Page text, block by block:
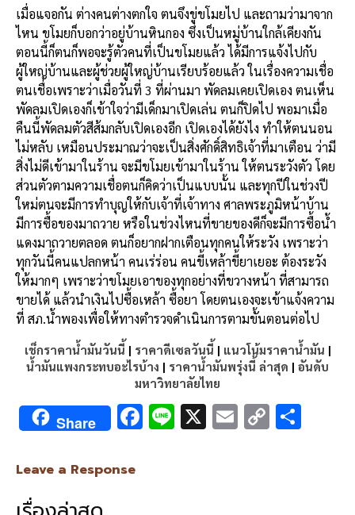
เมื่อแจอกัน ต่างคนต่างตกใจ ตนจึงขู่ขโมยไป และถามว่ามาจาก
ไหน ขโมยก็บอกว่าอยู่บ้านหินกอง ซึ่งเป็นหมู่บ้านใกล้เคียงกัน
ตอนนี้ก็ตนก็พอจะรู้ตัวคนที่เป็นขโมยแล้ว ได้มีการแจ้งไปกับ
ผู้ใหญ่บ้านและผู้ช่วยผู้ใหญ่บ้านเรียบร้อยแล้ว ในเรื่องความเชื่อ
ตนเชื่อเพราะว่าเมื่อวันที่ 3 ที่ผ่านมา พัดลมเคยเปิดเอง ตนเห็น
พัดลมเปิดเองก็เข้าใจว่ามีเด็กมาเปิดเล่น ตนก็ปิดไป พอมาเมื่อ
คืนนี้พัดลมตัวสีส้มกลับเปิดเองอีก เปิดเองได้ยังไง ทำให้ตนนอน
ไม่หลับ เหมือนประมาณว่าจะเป็นสิ่งศักดิ์สิทธิเจ้าที่มาเตือน ว่ามี
สิ่งไม่ดีเข้ามาในร้าน จะมีขโมยเข้ามาในร้าน ให้ตนระวังตัว โดย
ส่วนตัวตามความเชื่อตนก็คิดว่าเป็นแบบนั้น และทุกปีในช่วงปี
ใหม่ตนจะมีการทำบุญให้กับเจ้าที่เจ้าทาง ศาลพระภูมิหน้าบ้าน
มีการซื้อของมาถวาย หรือในช่วงไหนที่ขายของดีก็จะมีการซื้อน้ำ
แดงมาถวายตลอด ตนก็อยากฝากเตือนทุกคนให้ระวัง เพราะว่า
ทุกวันนี้คนแปลกหน้า คนเร่ร่อน คนขี้เหล้าขี้ยาเยอะ ต้องระวัง
ให้มากๆ เพราะว่าขโมยเอาของทุกอย่างที่ขวางหน้า ที่สามารถ
ขายได้ แล้วนำเงินไปซื้อเหล้า ซื้อยา โดยตนเองจะเข้าแจ้งความ
ที่ สภ.น้ำพองเพื่อให้ทางตำรวจดำเนินการตามขั้นตอนต่อไป
เช็กราคาน้ำมันวันนี้ | ราคาดีเซลวันนี้ | แนวโน้มราคาน้ำมัน |
น้ำมันแพงกระทบอะไรบ้าง | ราคาน้ำมันพรุ่งนี้ ล่าสุด | อันดับ
มหาวิทยาลัยไทย
Share F Li X E C
Leave a Response